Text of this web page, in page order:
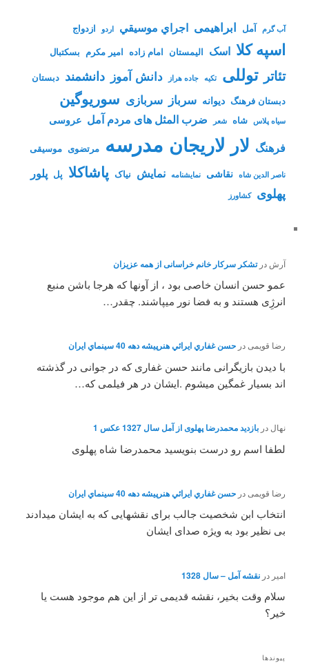
آب گرم آمل ابراهیمی اجراي موسيقي اردو ازدواج
اسپه کلا اسک الیمستان امام زاده امیر مکرم بسکتبال
تئاتر توللی تکیه جاده هراز دانش آموز دانشمند دبستان
دبستان فرهنگ دیوانه سرباز سربازی سوریوگین
سیاه پلاس شاه شعر ضرب المثل های مردم آمل عروسی
فرهنگ لار لاریجان مدرسه مرتضوی موسیقی
ناصر الدین شاه نقاشی نمايشنامه نمایش نیاک پاشاکلا پل پلور
پهلوی کشاورز
آرش درتشکر سرکار خانم خراسانی از همه عزیزان
عمو حسن انسان خاصی بود ، از آونها که هرجا باشن منبع
انرژِی هستند و به فضا نور میپاشند. چقدر…
رضا قویمیدرحسن غفاري ايرائي هنرپيشه دهه 40 سينماي ايران
با دیدن بازیگرانی مانند حسن غفاری که در جوانی در گذشته
اند بسیار غمگین میشوم .ایشان در هر فیلمی که…
نهال دربازدید محمدرضا پهلوی از آمل سال 1327 عکس 1
لطفا اسم رو درست بنویسید محمدرضا شاه پهلوی
رضا قویمی درحسن غفاري ايرائي هنرپيشه دهه 40 سينماي ايران
انتخاب ابن شخصیت جالب برای نقشهایی که به ایشان میدادند
بی نظیر بود به ویژه صدای ایشان
امیر درنقشه آمل – سال 1328
سلام وقت بخیر، نقشه قدیمی تر از این هم موجود هست یا
خیر؟
پیوندها